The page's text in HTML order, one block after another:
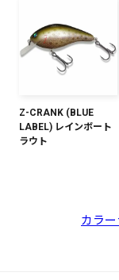
Z-CRANK (BLUE
LABEL) レインボート
ラウト
カラ